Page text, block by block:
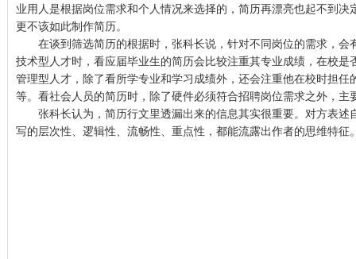
业用人是根据岗位需求和个人情况来选择的，简历再漂亮也起不到决
更不该如此制作简历。
在谈到筛选简历的根据时，张科长说，针对不同岗位的需求，会
技术型人才时，看应届毕业生的简历会比较注重其专业成绩，在校是
管理型人才，除了看所学专业和学习成绩外，还会注重他在校时担任
等。看社会人员的简历时，除了硬件必须符合招聘岗位需求之外，主
张科长认为，简历行文里透漏出来的信息其实很重要。对方表述
写的层次性、逻辑性、流畅性、重点性，都能流露出作者的思维特征